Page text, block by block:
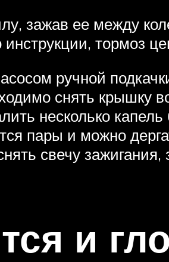
зажав ее между
тормоз
ручной
снять крышку
несколько капель
пары и можно
свечу зажигания,
и